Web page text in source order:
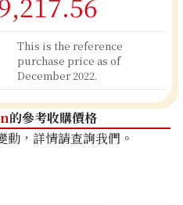
This is the reference
purchase price as of
December 2022.
的參考收購價格
動，詳情請查詢我們。